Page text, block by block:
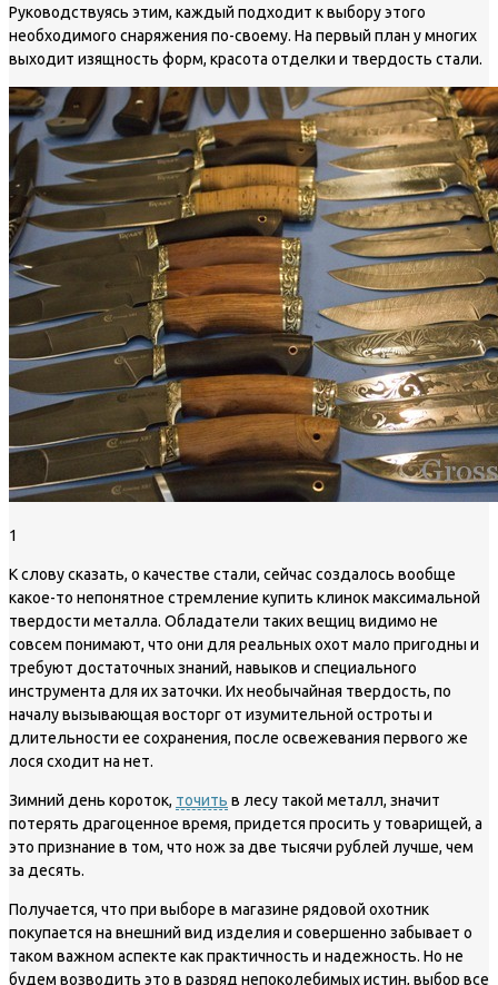
Руководствуясь этим, каждый подходит к выбору этого
необходимого снаряжения по-своему. На первый план у многих
выходит изящность форм, красота отделки и твердость стали.
1
К слову сказать, о качестве стали, сейчас создалось вообще
какое-то непонятное стремление купить клинок максимальной
твердости металла. Обладатели таких вещиц видимо не
совсем понимают, что они для реальных охот мало пригодны и
требуют достаточных знаний, навыков и специального
инструмента для их заточки. Их необычайная твердость, по
началу вызывающая восторг от изумительной остроты и
длительности ее сохранения, после освежевания первого же
лося сходит на нет.
Зимний день короток, точить в лесу такой металл, значит
потерять драгоценное время, придется просить у товарищей, а
это признание в том, что нож за две тысячи рублей лучше, чем
за десять.
Получается, что при выборе в магазине рядовой охотник
покупается на внешний вид изделия и совершенно забывает о
таком важном аспекте как практичность и надежность. Но не
будем возводить это в разряд непоколебимых истин, выбор все